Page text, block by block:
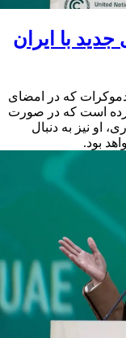
با ایران
که در امضای
است که در صورت
او نیز به دنبال
بود.